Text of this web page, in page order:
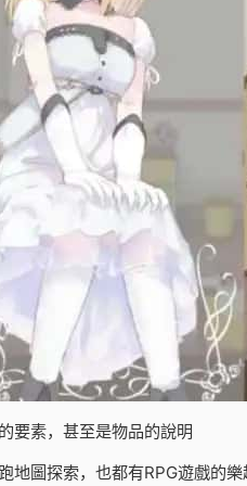
要素，甚至是物品的說明
地圖探索，也都有RPG遊戲的樂